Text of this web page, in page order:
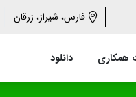
فارس، شیراز، زرقان
همکاری دانلود